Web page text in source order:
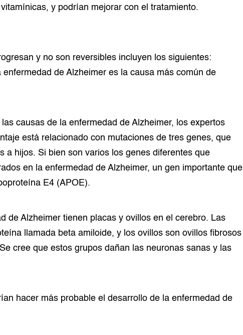
y podrían mejorar con el tratamiento.
y no son reversibles incluyen los siguientes:
enfermedad de Alzheimer es la causa más común de
causas de la enfermedad de Alzheimer, los expertos
está relacionado con mutaciones de tres genes, que
a hijos. Si bien son varios los genes diferentes que
en la enfermedad de Alzheimer, un gen importante que
E4 (APOE).
de Alzheimer tienen placas y ovillos en el cerebro. Las
llamada beta amiloide, y los ovillos son ovillos fibrosos
cree que estos grupos dañan las neuronas sanas y las
hacer más probable el desarrollo de la enfermedad de